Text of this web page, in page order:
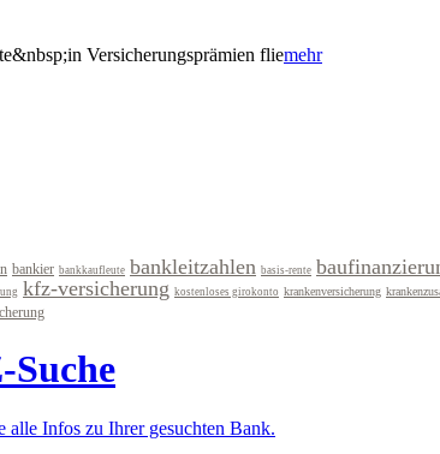
Versicherungsprämien fliemehr
bankier bankkaufleute bankleitzahlen basis-rente
kfz-versicherung kostenloses girokonto krankenversicherung
alle Infos zu Ihrer gesuchten Bank.